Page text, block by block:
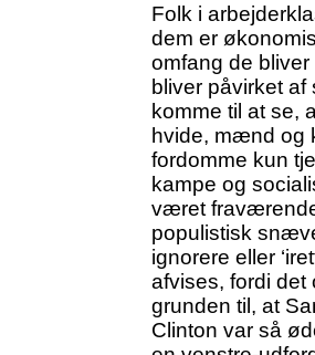
Folk i
dem er
omfang de
bliver påvirket af
komme til at se,
hvide, mænd og
fordomme kun
kampe og
været
populistisk
ignorere eller
afvises, fordi det
grunden til, at
Clinton var så